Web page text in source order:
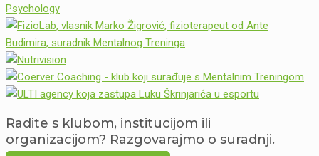
Radite s klubom, institucijom ili
organizacijom? Razgovarajmo o suradnji.